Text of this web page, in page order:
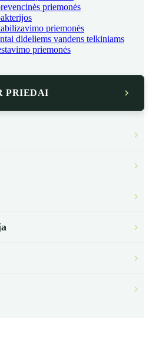
priemonės
priemonės
dideliems vandens telkiniams
priemonės
PRIEDAI